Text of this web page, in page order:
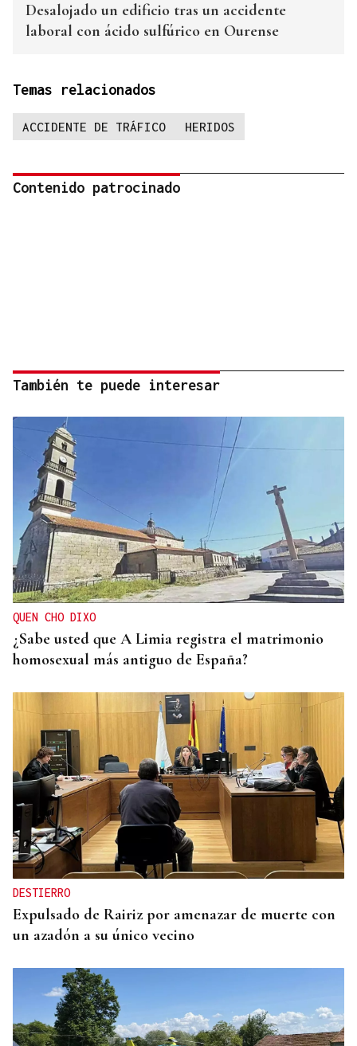
Desalojado un edificio tras un accidente
laboral con ácido sulfúrico en Ourense
Temas relacionados
ACCIDENTE DE TRÁFICO HERIDOS
Contenido patrocinado
También te puede interesar
QUEN CHO DIXO
¿Sabe usted que A Limia registra el matrimonio
homosexual más antiguo de España?
DESTIERRO
Expulsado de Rairiz por amenazar de muerte con
un azadón a su único vecino